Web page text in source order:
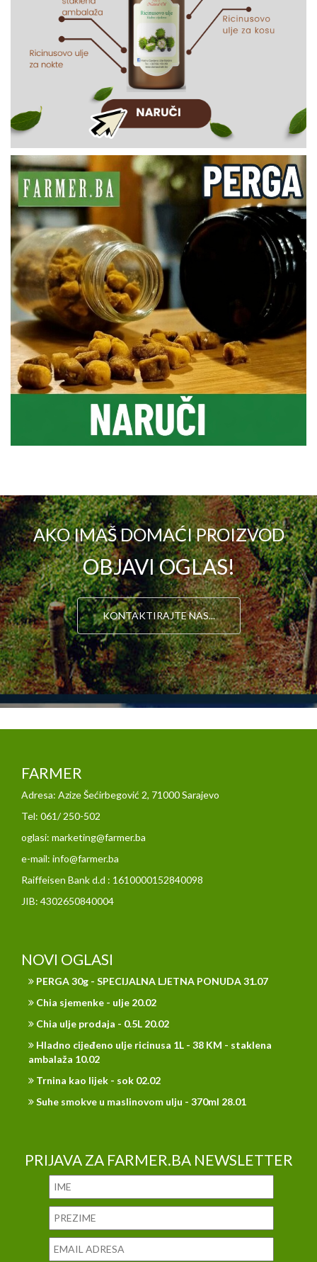
AKO IMAŠ DOMAĆI PROIZVOD
OBJAVI OGLAS!
KONTAKTIRAJTE NAS...
FARMER
Adresa: Azize Šećirbegović 2, 71000 Sarajevo
Tel: 061/ 250-502
oglasi: marketing@farmer.ba
e-mail: info@farmer.ba
Raiffeisen Bank d.d : 1610000152840098
JIB: 4302650840004
NOVI OGLASI
PERGA 30g - SPECIJALNA LJETNA PONUDA 31.07
Chia sjemenke - ulje 20.02
Chia ulje prodaja - 0.5L 20.02
Hladno cijeđeno ulje ricinusa 1L - 38 KM - staklena
ambalaža 10.02
Trnina kao lijek - sok 02.02
Suhe smokve u maslinovom ulju - 370ml 28.01
PRIJAVA ZA FARMER.BA NEWSLETTER